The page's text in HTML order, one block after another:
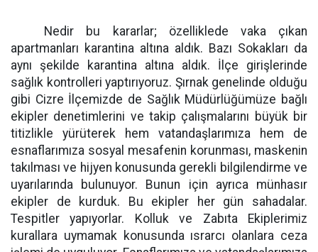
Nedir bu kararlar; özelliklede vaka çıkan
apartmanları karantina altına aldık. Bazı Sokakları da
aynı şekilde karantina altına aldık. İlçe girişlerinde
sağlık kontrolleri yaptırıyoruz. Şırnak genelinde olduğu
gibi Cizre İlçemizde de Sağlık Müdürlüğümüze bağlı
ekipler denetimlerini ve takip çalışmalarını büyük bir
titizlikle yürüterek hem vatandaşlarımıza hem de
esnaflarımıza sosyal mesafenin korunması, maskenin
takılması ve hijyen konusunda gerekli bilgilendirme ve
uyarılarında bulunuyor. Bunun için ayrıca münhasır
ekipler de kurduk. Bu ekipler her gün sahadalar.
Tespitler yapıyorlar. Kolluk ve Zabıta Ekiplerimiz
kurallara uymamak konusunda ısrarcı olanlara ceza